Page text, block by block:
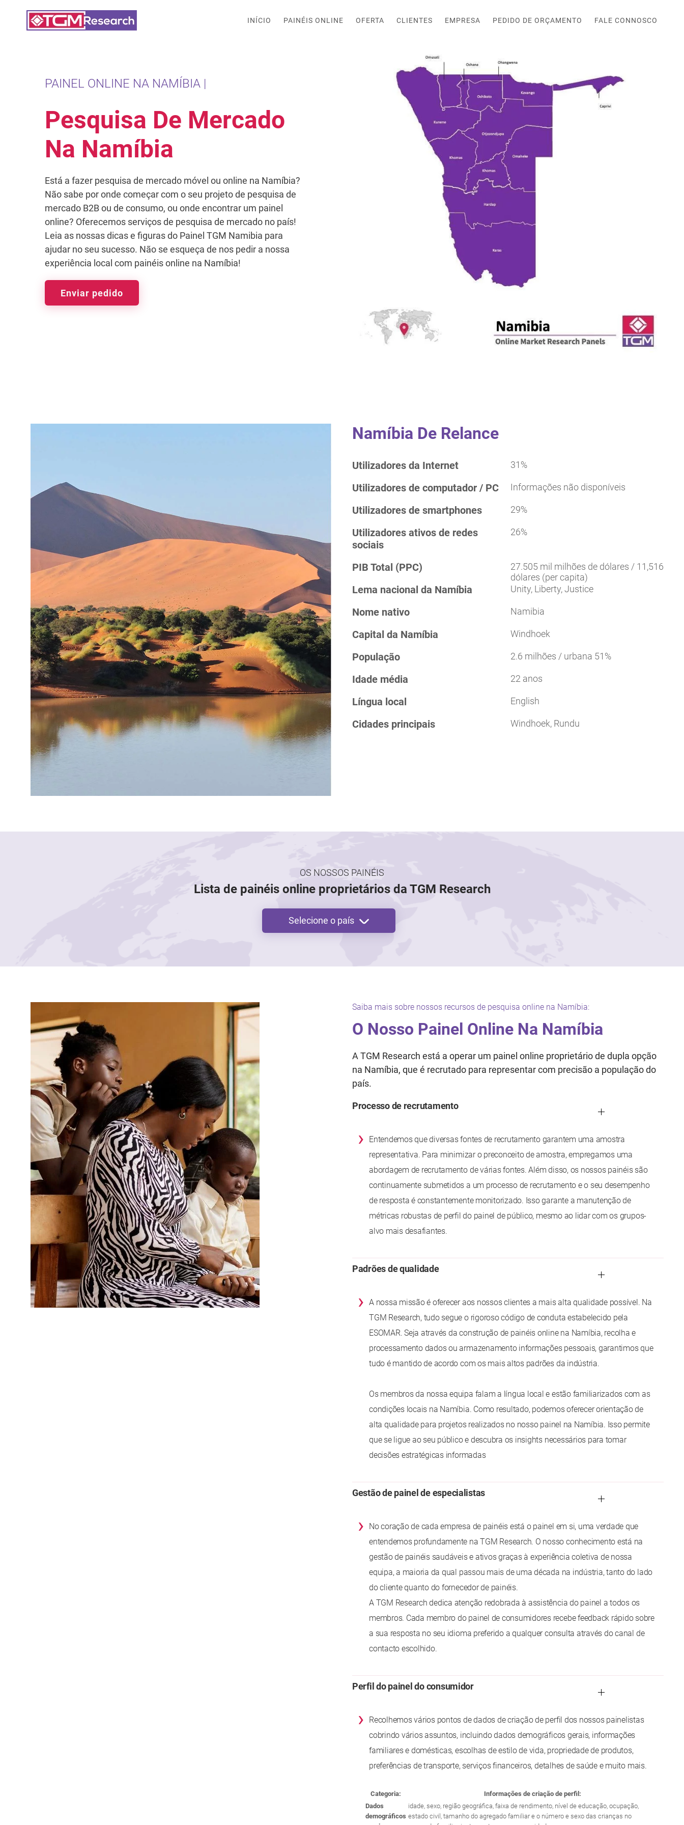
Saltar para o conteúdo principal INÍCIO PAINÉIS ONLINE OFERTA CLIENTES EMPRESA PEDIDO DE ORÇAMENTO FALE CONNOSCO
PAINEL ONLINE NA NAMÍBIA |
Pesquisa De Mercado
Na Namíbia
Está a fazer pesquisa de mercado móvel ou online na Namíbia?
Não sabe por onde começar com o seu projeto de pesquisa de
mercado B2B ou de consumo, ou onde encontrar um painel
online? Oferecemos serviços de pesquisa de mercado no país!
Leia as nossas dicas e figuras do Painel TGM Namibia para
ajudar no seu sucesso. Não se esqueça de nos pedir a nossa
experiência local com painéis online na Namíbia!
Enviar pedido
Namíbia De Relance
Utilizadores da Internet 31%
Utilizadores de computador / PC Informações não disponíveis
Utilizadores de smartphones 29%
Utilizadores ativos de redes
sociais
26%
PIB Total (PPC)
27.505 mil milhões de dólares / 11,516
dólares (per capita)
Lema nacional da Namíbia Unity, Liberty, Justice
Nome nativo Namibia
Capital da Namíbia Windhoek
População 2.6 milhões / urbana 51%
Idade média 22 anos
Língua local English
Cidades principais Windhoek, Rundu
OS NOSSOS PAINÉIS
Lista de painéis online proprietários da TGM Research
Selecione o país
Saiba mais sobre nossos recursos de pesquisa online na Namíbia:
O Nosso Painel Online Na Namíbia
A TGM Research está a operar um painel online proprietário de dupla opção
na Namíbia, que é recrutado para representar com precisão a população do
país.
Processo de recrutamento
›
Entendemos que diversas fontes de recrutamento garantem uma amostra
representativa. Para minimizar o preconceito de amostra, empregamos uma
abordagem de recrutamento de várias fontes. Além disso, os nossos painéis são
continuamente submetidos a um processo de recrutamento e o seu desempenho
de resposta é constantemente monitorizado. Isso garante a manutenção de
métricas robustas de perfil do painel de público, mesmo ao lidar com os grupos-
alvo mais desafiantes.
Padrões de qualidade
› A nossa missão é oferecer aos nossos clientes a mais alta qualidade possível. Na
TGM Research, tudo segue o rigoroso código de conduta estabelecido pela
ESOMAR. Seja através da construção de painéis online na Namíbia, recolha e
processamento dados ou armazenamento informações pessoais, garantimos que
tudo é mantido de acordo com os mais altos padrões da indústria.
Os membros da nossa equipa falam a língua local e estão familiarizados com as
condições locais na Namíbia. Como resultado, podemos oferecer orientação de
alta qualidade para projetos realizados no nosso painel na Namíbia. Isso permite
que se ligue ao seu público e descubra os insights necessários para tomar
decisões estratégicas informadas
Gestão de painel de especialistas
›
No coração de cada empresa de painéis está o painel em si, uma verdade que
entendemos profundamente na TGM Research. O nosso conhecimento está na
gestão de painéis saudáveis e ativos graças à experiência coletiva de nossa
equipa, a maioria da qual passou mais de uma década na indústria, tanto do lado
do cliente quanto do fornecedor de painéis.
A TGM Research dedica atenção redobrada à assistência do painel a todos os
membros. Cada membro do painel de consumidores recebe feedback rápido sobre
a sua resposta no seu idioma preferido a qualquer consulta através do canal de
contacto escolhido.
Perfil do painel do consumidor
›
Recolhemos vários pontos de dados de criação de perfil dos nossos painelistas
cobrindo vários assuntos, incluindo dados demográficos gerais, informações
familiares e domésticas, escolhas de estilo de vida, propriedade de produtos,
preferências de transporte, serviços financeiros, detalhes de saúde e muito mais.
Categoria:
Informações de criação de perfil:
Dados
demográficos
idade, sexo, região geográfica, faixa de rendimento, nível de educação, ocupação,
estado civil, tamanho do agregado familiar e o número e sexo das crianças no